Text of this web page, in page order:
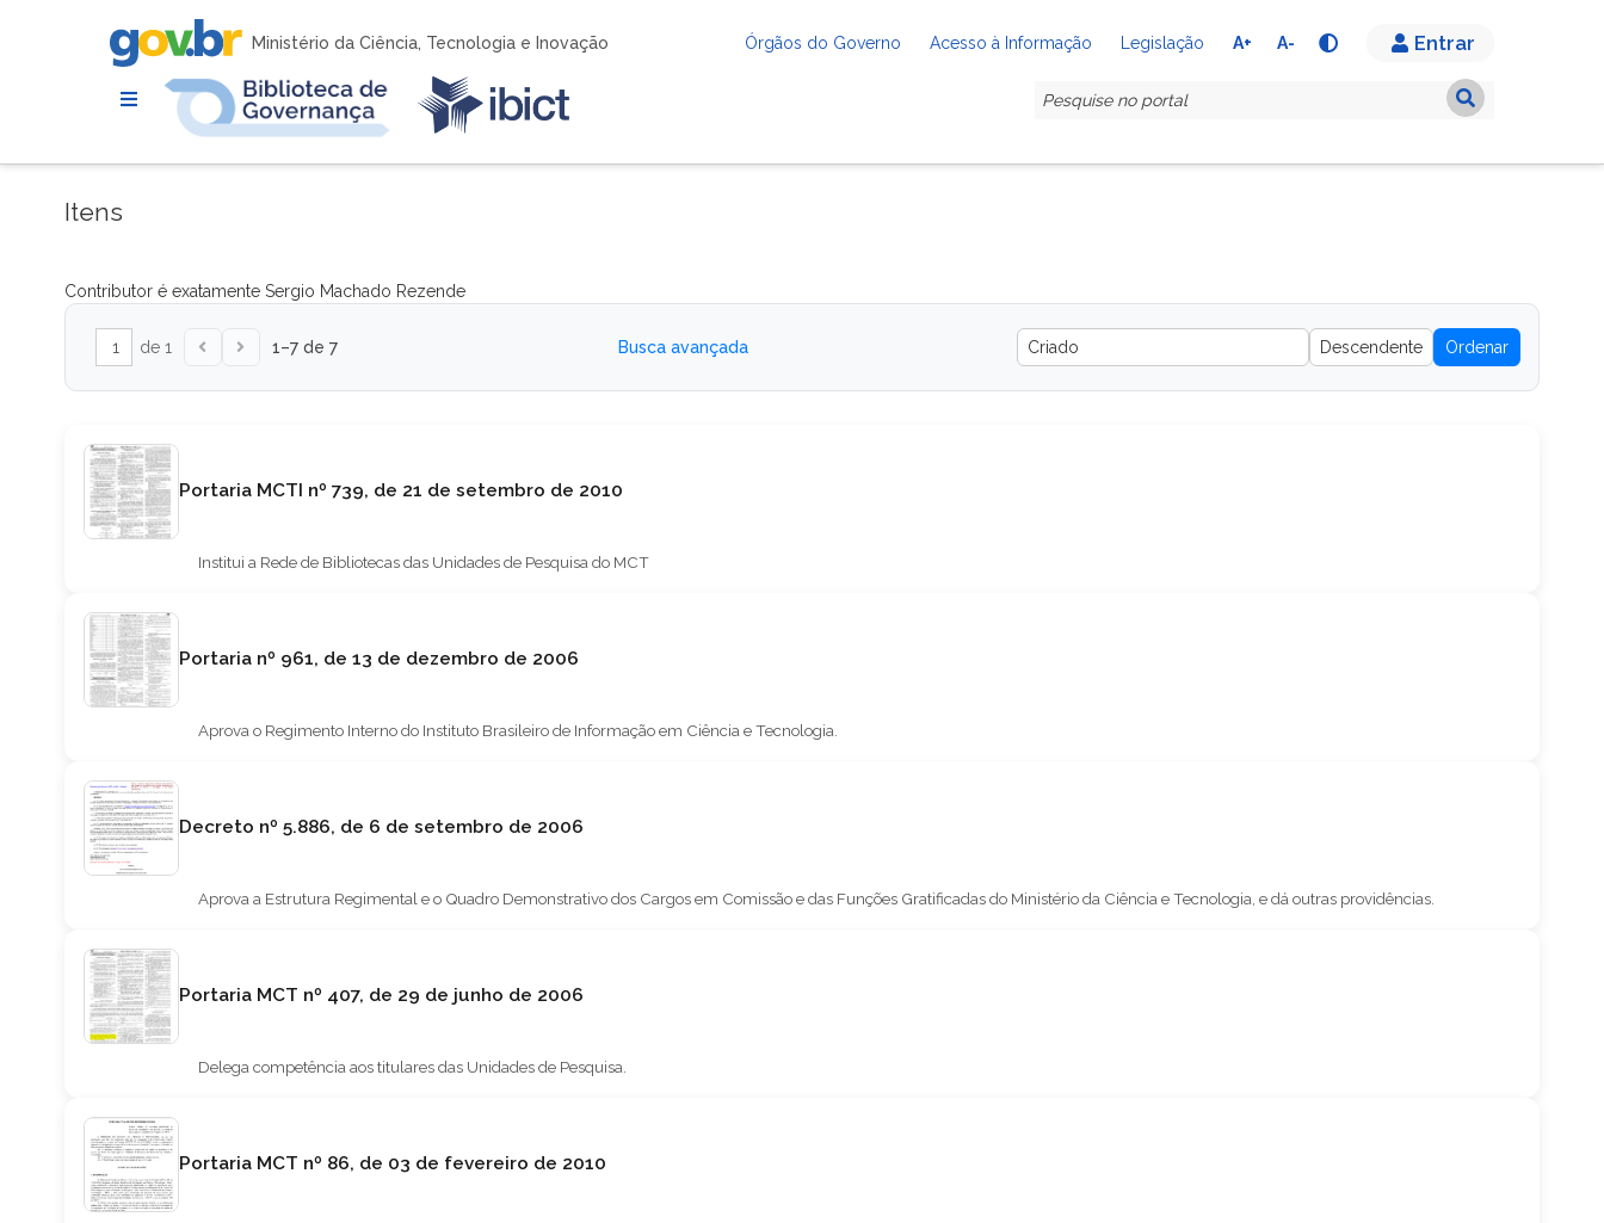
Ministério da Ciência, Tecnologia e Inovação Órgãos do Governo Acesso à Informação Legislação A+ A- Entrar
Itens
Contributor é exatamente Sergio Machado Rezende
de 1 1–7 de 7 Busca avançada Ordenar
Portaria MCTI nº 739, de 21 de setembro de 2010
Institui a Rede de Bibliotecas das Unidades de Pesquisa do MCT
Portaria nº 961, de 13 de dezembro de 2006
Aprova o Regimento Interno do Instituto Brasileiro de Informação em Ciência e Tecnologia.
Decreto nº 5.886, de 6 de setembro de 2006
Aprova a Estrutura Regimental e o Quadro Demonstrativo dos Cargos em Comissão e das Funções Gratificadas do Ministério da Ciência e Tecnologia, e dá outras providências.
Portaria MCT nº 407, de 29 de junho de 2006
Delega competência aos titulares das Unidades de Pesquisa.
Portaria MCT nº 86, de 03 de fevereiro de 2010